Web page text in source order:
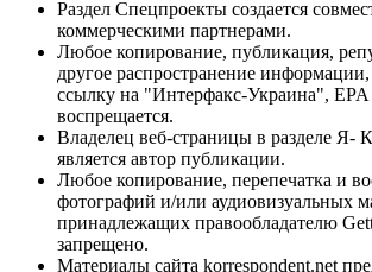
Раздел Спецпроекты создается
коммерческими партнерами.
Любое копирование, публикация,
другое распространение
ссылку на "Интерфакс-Украина", EPA
воспрещается.
Владелец веб-страницы в разделе Я-
является автор публикации.
Любое копирование, перепечатка и
фотографий и/или аудиовизуальных
принадлежащих правообладателю
запрещено.
Материалы сайта korrespondent.net